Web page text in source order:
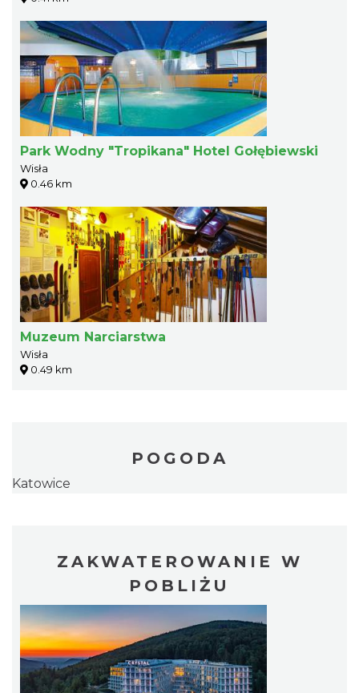
Park Wodny "Tropikana" Hotel Gołębiewski
Wisła
0.46 km
Muzeum Narciarstwa
Wisła
0.49 km
POGODA
Katowice
ZAKWATEROWANIE W
POBLIŻU